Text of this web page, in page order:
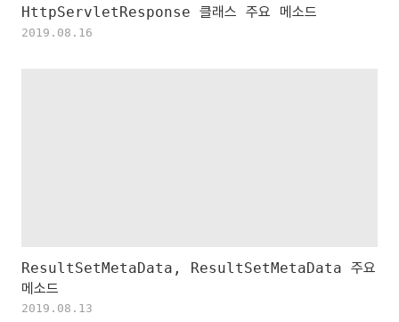
HttpServletResponse 클래스 주요 메소드
2019.08.16
ResultSetMetaData, ResultSetMetaData 주요
메소드
2019.08.13